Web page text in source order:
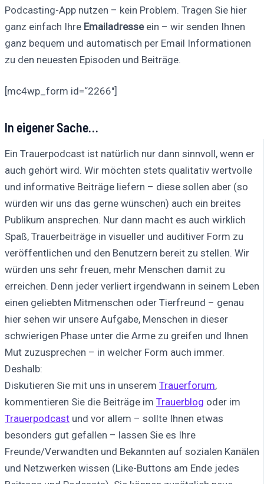
Podcasting-App nutzen – kein Problem. Tragen Sie hier
ganz einfach Ihre Emailadresseein – wir senden Ihnen
ganz bequem und automatisch per Email Informationen
zu den neuesten Episoden und Beiträge.
[mc4wp_form id=“2266″]
In eigener Sache…
Ein Trauerpodcast ist natürlich nur dann sinnvoll, wenn er
auch gehört wird. Wir möchten stets qualitativ wertvolle
und informative Beiträge liefern – diese sollen aber (so
würden wir uns das gerne wünschen) auch ein breites
Publikum ansprechen. Nur dann macht es auch wirklich
Spaß, Trauerbeiträge in visueller und auditiver Form zu
veröffentlichen und den Benutzern bereit zu stellen. Wir
würden uns sehr freuen, mehr Menschen damit zu
erreichen. Denn jeder verliert irgendwann in seinem Leben
einen geliebten Mitmenschen oder Tierfreund – genau
hier sehen wir unsere Aufgabe, Menschen in dieser
schwierigen Phase unter die Arme zu greifen und Ihnen
Mut zuzusprechen – in welcher Form auch immer.
Deshalb:
Diskutieren Sie mit uns in unserem Trauerforum,
kommentieren Sie die Beiträge im Trauerblog oder im
Trauerpodcast und vor allem – sollte Ihnen etwas
besonders gut gefallen – lassen Sie es Ihre
Freunde/Verwandten und Bekannten auf sozialen Kanälen
und Netzwerken wissen (Like-Buttons am Ende jedes